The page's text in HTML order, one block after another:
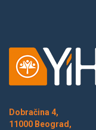
Dobračina 4,
11000 Beograd,